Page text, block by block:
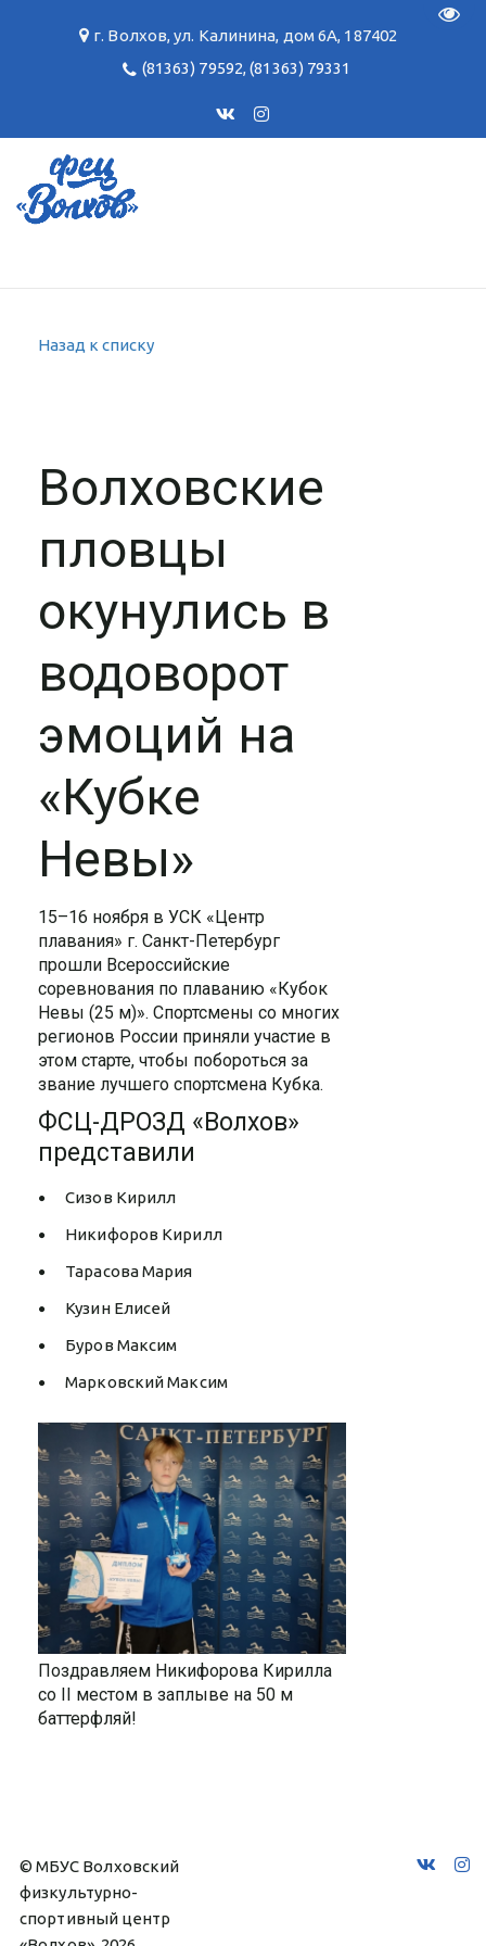
г. Волхов,ул. Калинина, дом 6А, 187402
(81363) 79592,(81363) 79331
Назад к списку
Волховские
пловцы
окунулись в
водоворот
эмоций на
«Кубке
Невы»
15–16 ноября в УСК «Центр
плавания» г. Санкт-Петербург
прошли Всероссийские
соревнования по плаванию «Кубок
Невы (25 м)». Спортсмены со многих
регионов России приняли участие в
этом старте, чтобы побороться за
звание лучшего спортсмена Кубка.
ФСЦ-ДРОЗД «Волхов»
представили
Сизов Кирилл
Никифоров Кирилл
Тарасова Мария
Кузин Елисей
Буров Максим
Марковский Максим
Поздравляем Никифорова Кирилла
со II местом в заплыве на 50 м
баттерфляй!
© МБУС Волховский
физкультурно-
спортивный центр